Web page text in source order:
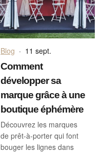
Blog · 11 sept.
Comment
développer sa
marque grâce à une
boutique éphémère
Découvrez les marques
de prêt-à-porter qui font
bouger les lignes dans